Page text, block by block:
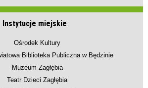
Instytucje miejskie
Ośrodek Kultury
Biblioteka Publiczna w Będzinie
Muzeum Zagłębia
Teatr Dzieci Zagłębia